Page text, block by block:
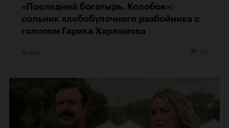
«Последний богатырь. Колобок»:
сольник хлебобулочного разбойника с
голосом Гарика Харламова